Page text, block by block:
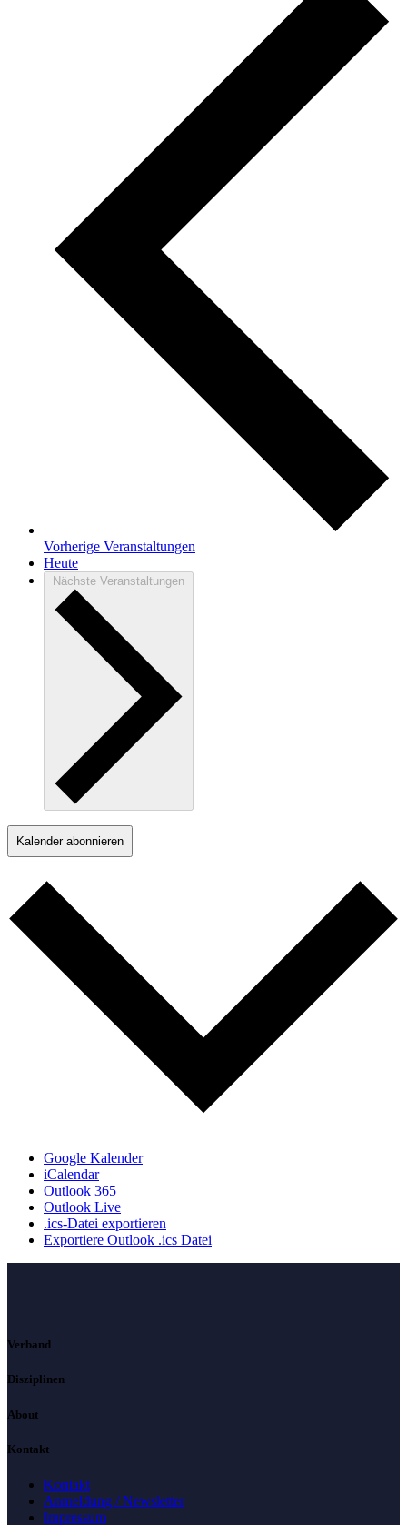
Vorherige Veranstaltungen
Heute
Nächste Veranstaltungen
Kalender abonnieren
Google Kalender
iCalendar
Outlook 365
Outlook Live
.ics-Datei exportieren
Exportiere Outlook .ics Datei
Verband
Disziplinen
About
Kontakt
Kontakt
Anmeldung / Newsletter
Impressum